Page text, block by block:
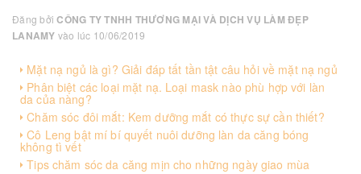
Đăng bởiCÔNG TY TNHH THƯƠNG MẠI VÀ DỊCH VỤ LÀM ĐẸP
LANAMY vào lúc 10/06/2019
Mặt nạ ngủ là gì? Giải đáp tất tần tật câu hỏi về mặt nạ ngủ
Phân biệt các loại mặt nạ. Loại mask nào phù hợp với làn
da của nàng?
Chăm sóc đôi mắt: Kem dưỡng mắt có thực sự cần thiết?
Cô Leng bật mí bí quyết nuôi dưỡng làn da căng bóng
không tì vết
Tips chăm sóc da căng mịn cho những ngày giao mùa